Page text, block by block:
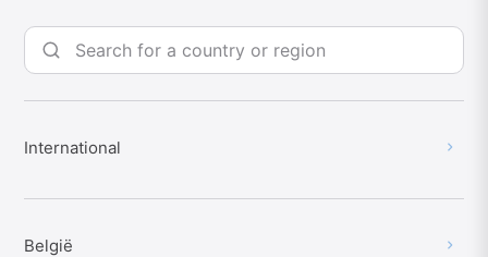
International
België